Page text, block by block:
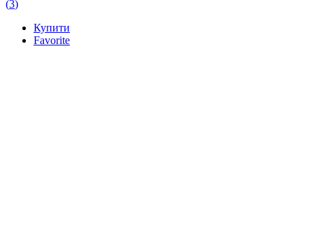
(3)
Купити
Favorite